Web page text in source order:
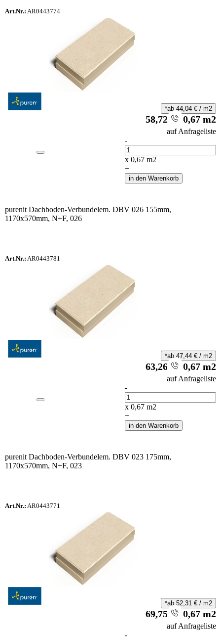
Art.Nr.: AR0443774
auf Anfrageliste
-
Anzahl
x 0,67 m2
+
in den Warenkorb
*ab 44,04 €/ m2
58,72 €/ 0,67 m2
purenit Dachboden-Verbundelem. DBV 026 155mm,
1170x570mm, N+F, 026
Art.Nr.: AR0443781
auf Anfrageliste
-
Anzahl
x 0,67 m2
+
in den Warenkorb
*ab 47,44 €/ m2
63,26 €/ 0,67 m2
purenit Dachboden-Verbundelem. DBV 023 175mm,
1170x570mm, N+F, 023
Art.Nr.: AR0443771
auf Anfrageliste
-
*ab 52,31 €/ m2
69,75 €/ 0,67 m2